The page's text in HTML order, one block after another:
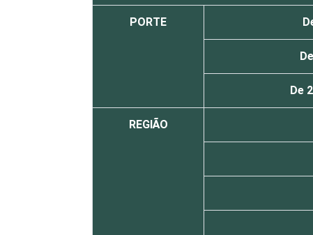
PORTE
De
REGIÃO